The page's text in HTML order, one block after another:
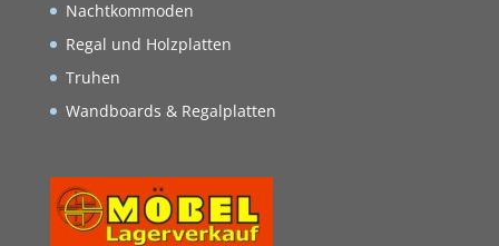
Nachtkommoden
Regal und Holzplatten
Truhen
Wandboards & Regalplatten